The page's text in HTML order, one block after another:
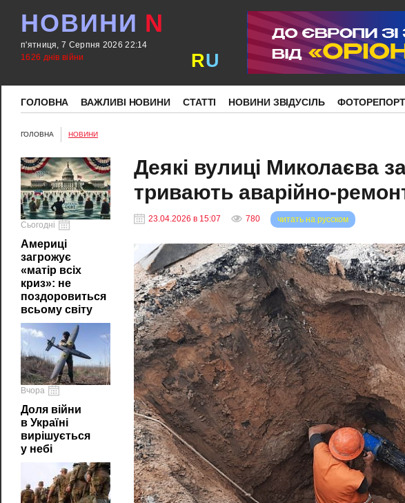
НОВИНИ N
п'ятниця, 7 Серпня 2026 22:14
1626 днів війни
RU
ГОЛОВНА ВАЖЛИВІ НОВИНИ СТАТТІ НОВИНИ ЗВІДУСІЛЬ
ГОЛОВНА НОВИНИ
Сьогодні
Америці
загрожує
«матір всіх
криз»: не
поздоровиться
всьому світу
Вчора
Доля війни
в Україні
вирішується
у небі
Деякі вулиці Миколаєва
тривають аварійно-
23.04.2026 в 15:07 780 читать на русском